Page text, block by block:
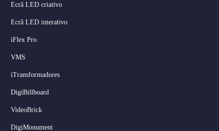
Ecrã LED criativo
Ecrã LED interativo
iFlex Pro
VMS
iTransformadores
DigiBillboard
VideoBrick
DigiMonument